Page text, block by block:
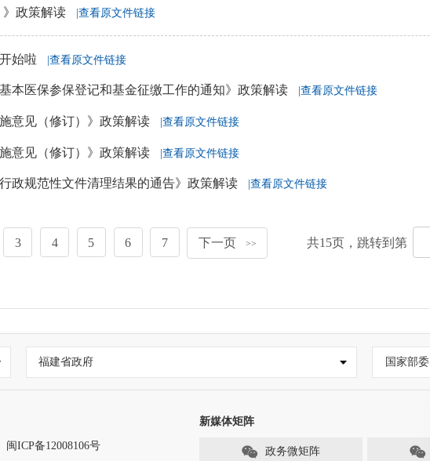
》政策解读 |查看原文件链接
始啦 |查看原文件链接
本医保参保登记和基金征缴工作的通知》政策解读 |查看原文件链接
意见（修订）》政策解读 |查看原文件链接
意见（修订）》政策解读 |查看原文件链接
政规范性文件清理结果的通告》政策解读 |查看原文件链接
3 4 5 6 7 下一页 >> 共15页，跳转到第
福建省政府 国家部委
闽ICP备12008106号
新媒体矩阵
政务微矩阵